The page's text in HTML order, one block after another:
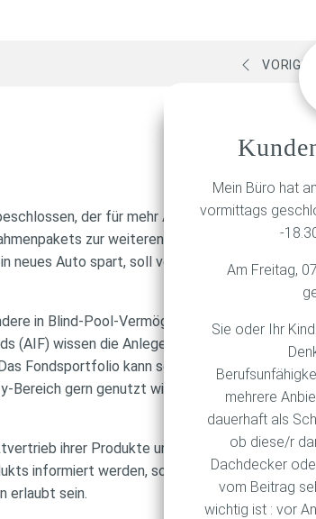
der für mehr Anlegerschutz sorgen
zur weiteren Stärkung des
neues Auto spart, soll vor bösen
in Blind-Pool-Vermögensanlagen. Bei diesen
wissen die Anleger zum Zeitpunkt der
Fondsportfolio kann so mit mehr Flexibilität
gern genutzt wird. Mit dem neuen
ihrer Produkte untersagt werden. Damit
informiert werden, soll der Vertrieb nur noch
erlaubt sein.
Mein Büro hat
vormittags
-
Am Freitag,
Sie oder Ihr
mehrere
dauerhaft als
ob diese/r
Dachdecker
vom Beitrag
wichtig ist : vor